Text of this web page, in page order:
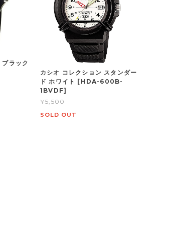
ラック
カシオ コレクション スタンダー
ド ホワイト [HDA-600B-
1BVDF]
¥5,500
SOLD OUT